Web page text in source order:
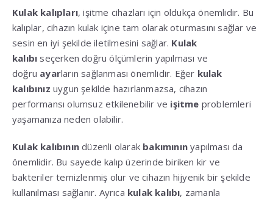
Kulak kalıpları, işitme cihazları için oldukça önemlidir. Bu
kalıplar, cihazın kulak içine tam olarak oturmasını sağlar ve
sesin en iyi şekilde iletilmesini sağlar. Kulak
kalıbı seçerken doğru ölçümlerin yapılması ve
doğru ayarların sağlanması önemlidir. Eğer kulak
kalıbınız uygun şekilde hazırlanmazsa, cihazın
performansı olumsuz etkilenebilir ve işitme problemleri
yaşamanıza neden olabilir.
Kulak kalıbının düzenli olarak bakımının yapılması da
önemlidir. Bu sayede kalıp üzerinde biriken kir ve
bakteriler temizlenmiş olur ve cihazın hijyenik bir şekilde
kullanılması sağlanır. Ayrıca kulak kalıbı, zamanla